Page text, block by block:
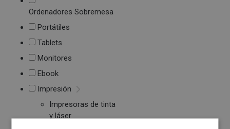
Ordenadores Sobremesa
Portátiles
Tablets
Monitores
Ebook
Impresión
Impresoras de tinta
y láser